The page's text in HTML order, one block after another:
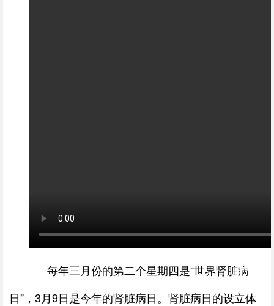
每年三月份的第二个星期四是“世界肾脏病
日”，3月9日是今年的肾脏病日。肾脏病日的设立体